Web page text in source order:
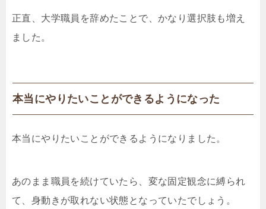
正直、大学職員を辞めたことで、かなり選択肢も増え
ました。
本当にやりたいことができるようになった
本当にやりたいことができるようになりました。
あのまま職員を続けていたら、変な固定観念に縛られ
て、身動きが取れない状態となっていたでしょう。